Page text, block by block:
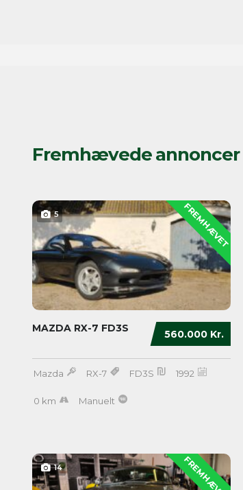
Fremhævede annoncer
FREMHÆVET
5
560.000 Kr.
MAZDA RX-7 FD3S
Mazda RX-7 FD3S 1992
0 km Manuelt
FREMHÆVET
14